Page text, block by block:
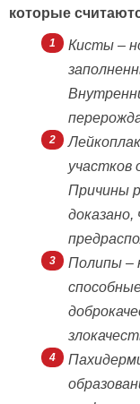
которые
Кисты –
участков
Причины
Полипы –